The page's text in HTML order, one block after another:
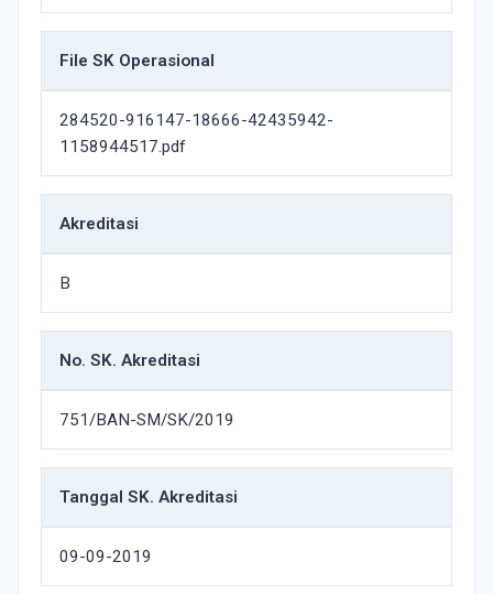
File SK Operasional
284520-916147-18666-42435942-
1158944517.pdf
Akreditasi
B
No. SK. Akreditasi
751/BAN-SM/SK/2019
Tanggal SK. Akreditasi
09-09-2019